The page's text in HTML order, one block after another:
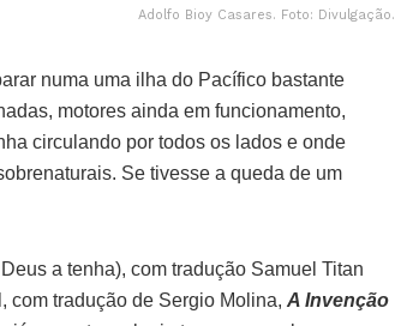
Adolfo Bioy Casares. Foto: Divulgação.
numa uma ilha do Pacífico bastante
motores ainda em funcionamento,
circulando por todos os lados e onde
Se tivesse a queda de um
a tenha), com tradução Samuel Titan
com tradução de Sergio Molina, A Invenção